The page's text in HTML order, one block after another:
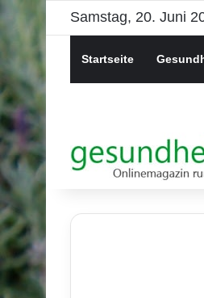
Samstag, 20. Juni
Startseite